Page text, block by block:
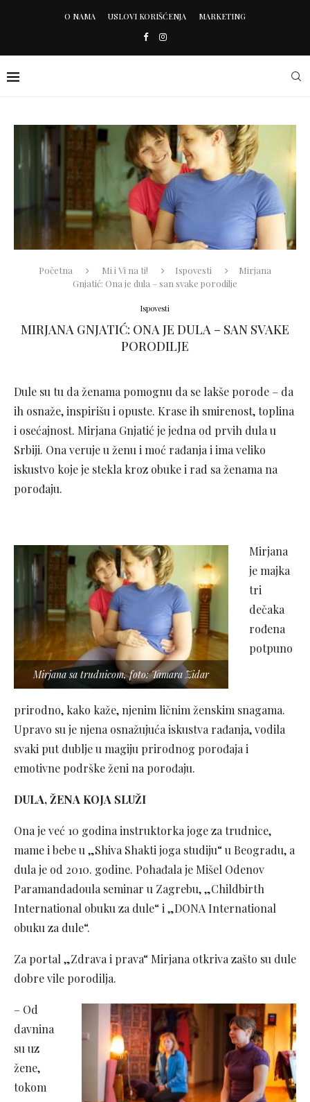
O NAMA USLOVI KORIŠĆENJA MARKETING
Početna Mi i Vi na ti! Ispovesti
Mirjana
Gnjatić: Ona je dula – san svake porodilje
Ispovesti
MIRJANA GNJATIĆ: ONA JE DULA – SAN SVAKE
PORODILJE
Dule su tu da ženama pomognu da se lakše porode – da
ih osnaže, inspirišu i opuste. Krase ih smirenost, toplina
i osećajnost. Mirjana Gnjatić je jedna od prvih dula u
Srbiji. Ona veruje u ženu i moć rađanja i ima veliko
iskustvo koje je stekla kroz obuke i rad sa ženama na
porođaju.
Mirjana sa trudnicom, foto: Tamara Zidar
Mirjana
je majka
tri
dečaka
rođena
potpuno
prirodno, kako kaže, njenim ličnim ženskim snagama.
Upravo su je njena osnažujuća iskustva rađanja, vodila
svaki put dublje u magiju prirodnog porođaja i
emotivne podrške ženi na porođaju.
DULA, ŽENA KOJA SLUŽI
Ona je već 10 godina instruktorka joge za trudnice,
mame i bebe u „Shiva Shakti joga studiju“ u Beogradu, a
dula je od 2010. godine. Pohađala je Mišel Odenov
Paramandadoula seminar u Zagrebu, „Childbirth
International obuku za dule“ i „DONA International
obuku za dule“.
Za portal „Zdrava i prava“ Mirjana otkriva zašto su dule
dobre vile porodilja.
– Od
davnina
su uz
žene,
tokom